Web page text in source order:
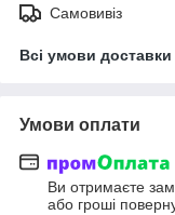
Самовивіз
Всі умови доставки
Умови оплати
Ви отримаєте
або гроші